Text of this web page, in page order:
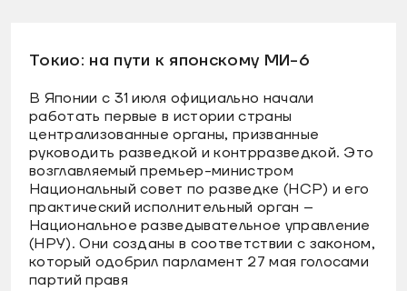
Токио: на пути к японскому МИ-6
В Японии с 31 июля официально начали
работать первые в истории страны
централизованные органы, призванные
руководить разведкой и контрразведкой. Это
возглавляемый премьер-министром
Национальный совет по разведке (НСР) и его
практический исполнительный орган –
Национальное разведывательное управление
(НРУ). Они созданы в соответствии с законом,
который одобрил парламент 27 мая голосами
партий правя